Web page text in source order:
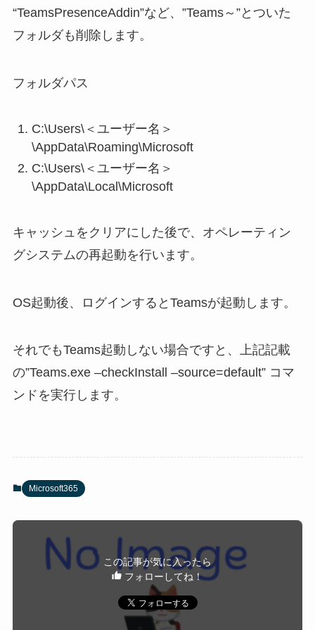
“TeamsPresenceAddin”など、”Teams～”とついた
フォルダも削除します。
フォルダパス
C:\Users\＜ユーザー名＞
\AppData\Roaming\Microsoft
C:\Users\＜ユーザー名＞
\AppData\Local\Microsoft
キャッシュをクリアにした後で、オペレーティン
グシステムの再起動を行います。
OS起動後、ログインするとTeamsが起動します。
それでもTeams起動しない場合ですと、上記記載
の”Teams.exe –checkInstall –source=default” コマ
ンドを実行します。
Microsoft365
この記事が気に入ったら
フォローしてね！